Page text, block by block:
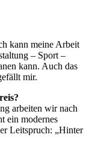
kann meine Arbeit
– Sport –
kann. Auch das
mir.
arbeiten wir nach
ein modernes
Leitspruch: „Hinter